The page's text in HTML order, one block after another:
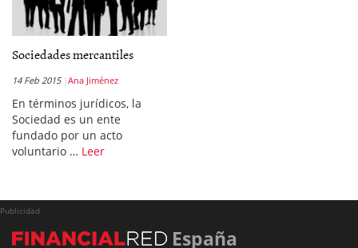
Sociedades mercantiles
14 Feb 2015 Ana Jiménez
En términos jurídicos, la
Sociedad es un ente
fundado por un acto
voluntario … Leer
Publicidad
España